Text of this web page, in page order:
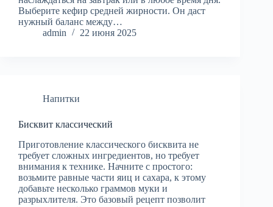
Выберите кефир средней жирности. Он даст
нужный баланс между…
admin
22 июня 2025
Напитки
Бисквит классический
Приготовление классического бисквита не
требует сложных ингредиентов, но требует
внимания к технике. Начните с простого:
возьмите равные части яиц и сахара, к этому
добавьте несколько граммов муки и
разрыхлителя. Это базовый рецепт позволит